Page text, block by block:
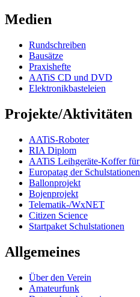
Medien
Rundschreiben
Bausätze
Praxishefte
AATiS CD und DVD
Elektronikbasteleien
Projekte/Aktivitäten
AATiS-Roboter
RIA Diplom
AATiS Leihgeräte-Koffer
Europatag der Schulstationen
Ballonprojekt
Bojenprojekt
Telematik-/WxNET
Citizen Science
Startpaket Schulstationen
Allgemeines
Über den Verein
Amateurfunk